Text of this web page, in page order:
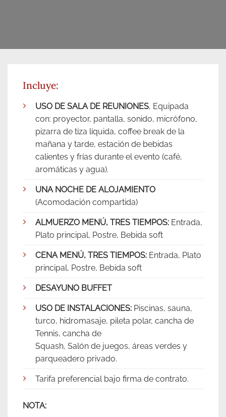
Incluye:
USO DE SALA DE REUNIONES, Equipada
con: proyector, pantalla, sonido, micrófono,
pizarra de tiza líquida, coffee break de la
mañana y tarde, estación de bebidas
calientes y frías durante el evento (café,
aromáticas y agua).
UNA NOCHE DE ALOJAMIENTO
(Acomodación compartida)
ALMUERZO MENÚ, TRES TIEMPOS: Entrada,
Plato principal, Postre, Bebida soft
CENA MENÚ, TRES TIEMPOS: Entrada, Plato
principal, Postre, Bebida soft
DESAYUNO BUFFET
USO DE INSTALACIONES: Piscinas, sauna,
turco, hidromasaje, pileta polar, cancha de
Tennis, cancha de
Squash, Salón de juegos, áreas verdes y
parqueadero privado.
Tarifa preferencial bajo firma de contrato.
NOTA: